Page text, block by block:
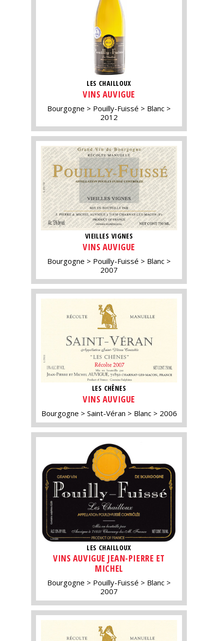
LES CHAILLOUX
VINS AUVIGUE
Bourgogne Pouilly-Fuissé
Blanc
2012
VIEILLES VIGNES
VINS AUVIGUE
Bourgogne Pouilly-Fuissé
Blanc
2007
LES CHÊNES
VINS AUVIGUE
Bourgogne Saint-Véran Blanc 2006
LES CHAILLOUX
VINS AUVIGUE JEAN-PIERRE ET
MICHEL
Bourgogne Pouilly-Fuissé
Blanc
2007